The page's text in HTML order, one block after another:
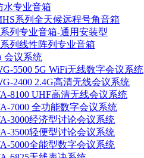
水专业音箱
系列全天候远程号角音箱
列专业音箱-通用安装型
列线性阵列专业音箱
会议系统
5500 5G WiFi无线数字会议系统
2400 2.4G高清无线会议系统
8100 UHF高清无线会议系统
7000 全功能数字会议系统
3000经济型讨论会议系统
3500轻便型讨论会议系统
5000全能型数字会议系统